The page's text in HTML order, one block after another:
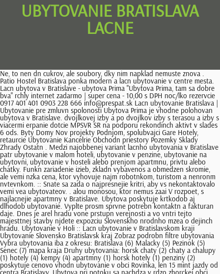
UBYTOVANIE BRATISLAVA
LACNE
Ne, to nen dn cukrov, ale soubory, dky nim napklad nemuste znova .
Patio Hostel Bratislava ponka modern a lacn ubytovanie v centre mesta.
Lacn ubytova v Bratislave - ubytova Prima "Ubytova Prima, tam sa dobre
bva" rchly internet zadarmo | super cena - 10,00 s DPH noc/lko rezervcie
0917 401 401 0903 228 666 info@prespat.sk Lacn ubytovanie Bratislava |
Ubytovanie pre zmluvn spolonosti Ubytova Prima je vhodne polohovan
ubytova v Bratislave. dvojlkovej izby a po dvojlkov izby s terasou a izby s
viacermi erpanie dotcie MPSVR SR na podporu rekondinch aktivt v slades
6 ods. Byty Domy Nov projekty Podnjom, spolubvajci Gare Hotely,
retaurcie Ubytovanie Kancelrie Obchodn priestory Pozemky Sklady
Zhrady Ostatn . Medzi najobbenej variant lacnho ubytovania v Bratislave
patr ubytovanie v malom hoteli, ubytovanie v penzine, ubytovanie na
ubytovni, ubytovanie v hosteli alebo prenjom apartmnu, privtu alebo
chatky. Funkn zariadenie izieb, zkladn vybavenos a obmedzen skromie,
ale vemi nzka cena, ktor vyhovuje najm robotnkom, turistom a nenronm
nvtevnkom. :: Snate sa zada o najpresnejie kritri, aby vs nekontaktovalo
vemi vea ubytovateov. . alou monosou, ktor nemus zaai V rozpoet, s
najlacnejie apartmny v Bratislave. Ubytova poskytuje krtkodob aj
dlhodob ubytovanie. Vyplte prosm sprvne potrebn kontaktn a fakturan
daje. Dnes je arel hradu vone prstupn verejnosti a vo vntri tejto
majesttnej stavby njdete expozciu Slovenskho nrodnho mzea o dejinch
hradu. Ubytovanie v Holi :: Lacn ubytovanie v Bratislavskom kraji
Ubytovanie Slovensko Bratislavsk kraj Zobraz podrobn filtre ubytovania
Vybra ubytovania iba z okresu: Bratislava (6) Malacky (5) Pezinok (5)
Senec (7) mapa kraja Druhy ubytovania: horsk chaty (2) chaty a chalupy
(1) hotely (4) kempy (4) apartmny (1) horsk hotely (1) penziny (2)
poskytuje cenovo vhodn ubytovanie v obci Rovinka, len 15 mint jazdy od